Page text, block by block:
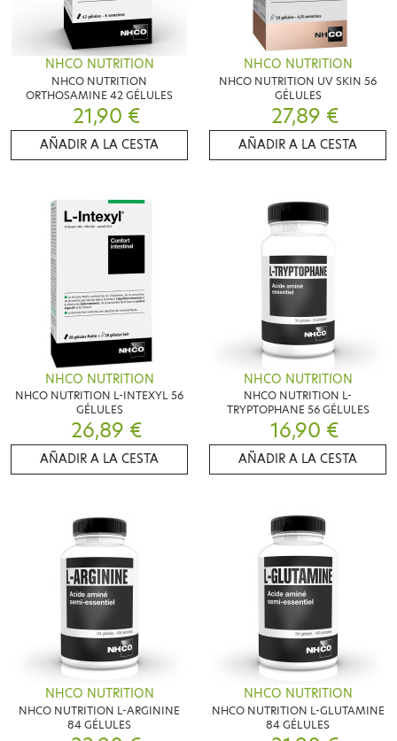
NHCO NUTRITION
NHCO NUTRITION
ORTHOSAMINE 42 GÉLULES
21,90 €
AÑADIR A LA CESTA
NHCO NUTRITION
NHCO NUTRITION UV SKIN 56
GÉLULES
27,89 €
AÑADIR A LA CESTA
NHCO NUTRITION
NHCO NUTRITION L-INTEXYL 56
GÉLULES
26,89 €
AÑADIR A LA CESTA
NHCO NUTRITION
NHCO NUTRITION L-
TRYPTOPHANE 56 GÉLULES
16,90 €
AÑADIR A LA CESTA
NHCO NUTRITION
NHCO NUTRITION L-ARGININE
84 GÉLULES
NHCO NUTRITION
NHCO NUTRITION L-GLUTAMINE
84 GÉLULES